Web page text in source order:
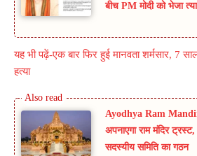
बीच PM मोदी को भेजा
यह भी पढ़ें-एक बार फिर ​हुई मानवता शर्मसार, 7
हत्या
Ayodhya Ram
अपनाएगा राम मंदिर
सदस्यीय समिति का गठन